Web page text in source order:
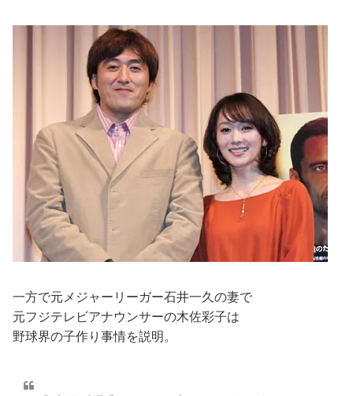
一方で元メジャーリーガー石井一久の妻で
元フジテレビアナウンサーの木佐彩子は
野球界の子作り事情を説明。